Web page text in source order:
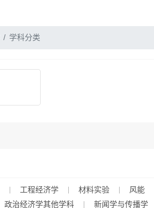
学科分类
工程经济学 材料实验 风能
政治经济学其他学科 新闻学与传播学